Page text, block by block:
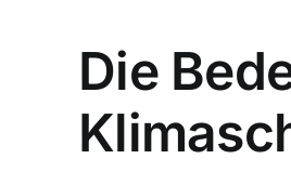
Die